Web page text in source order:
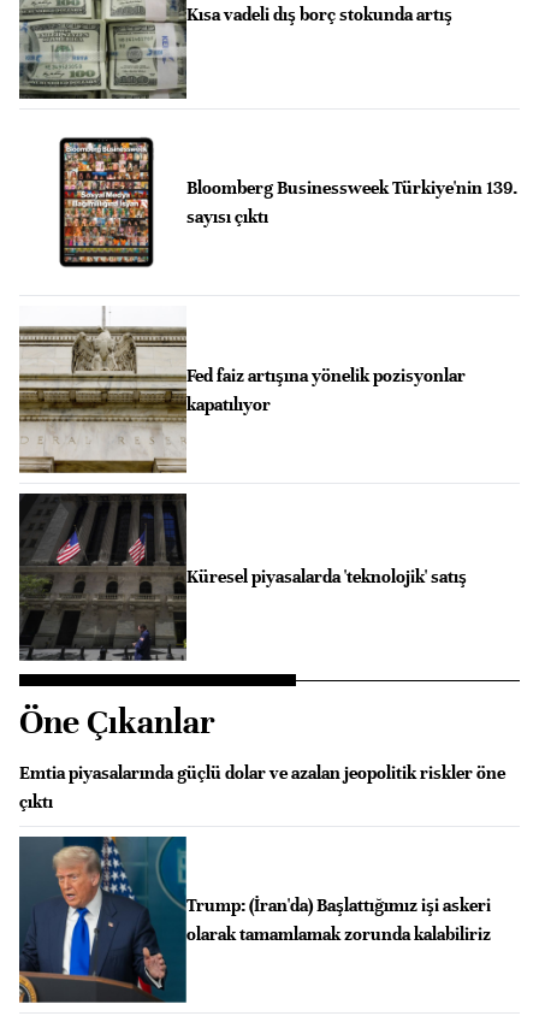
Kısa vadeli dış borç stokunda artış
Bloomberg Businessweek Türkiye'nin 139.
sayısı çıktı
Fed faiz artışına yönelik pozisyonlar
kapatılıyor
Küresel piyasalarda 'teknolojik' satış
Öne Çıkanlar
Emtia piyasalarında güçlü dolar ve azalan jeopolitik riskler öne
çıktı
Trump: (İran'da) Başlattığımız işi askeri
olarak tamamlamak zorunda kalabiliriz